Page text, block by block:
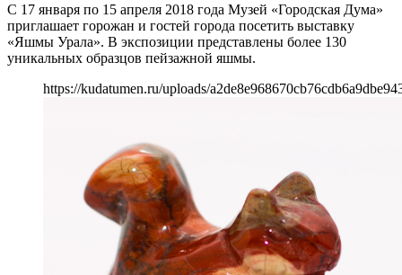
С 17 января по 15 апреля 2018 года Музей «Городская Дума»
приглашает горожан и гостей города посетить выставку
«Яшмы Урала». В экспозиции представлены более 130
уникальных образцов пейзажной яшмы.
https://kudatumen.ru/uploads/